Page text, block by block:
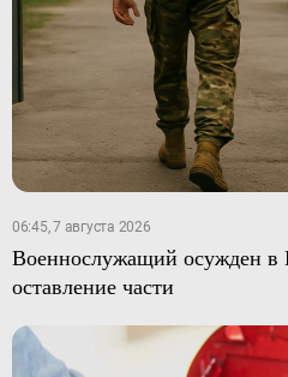
06:45, 7 августа 2026
Военнослужащий осужден в
оставление части